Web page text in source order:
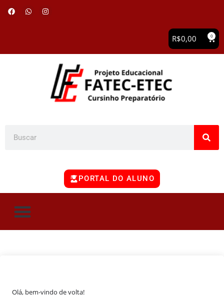
R$0,00 0
PORTAL DO ALUNO
Olá, bem-vindo de volta!